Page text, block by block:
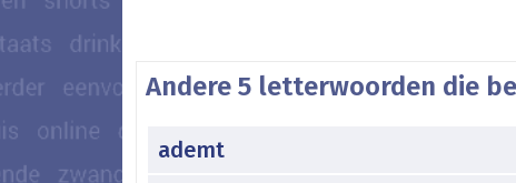
Andere 5 letterwoorden die
ademt